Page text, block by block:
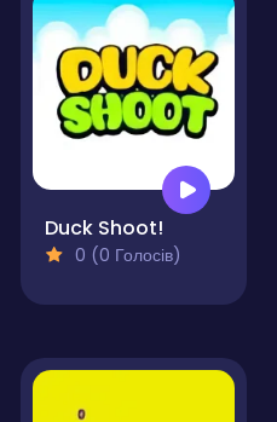
Duck Shoot!
0 (0 Голосів)